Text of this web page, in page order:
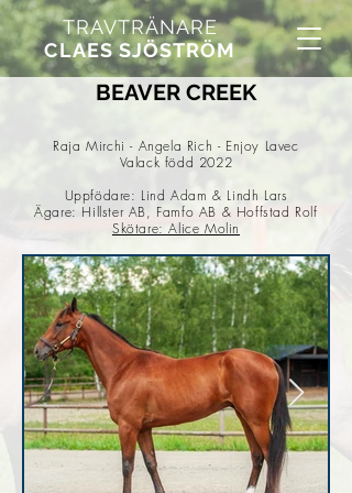
TRAVTRÄNARE
CLAES SJÖSTRÖM
BEAVER CREEK
Raja Mirchi - Angela Rich - Enjoy Lavec
Valack född 2022
Uppfödare: Lind Adam & Lindh Lars
Ägare: Hillster AB, Famfo AB & Hoffstad Rolf
Skötare: Alice Molin